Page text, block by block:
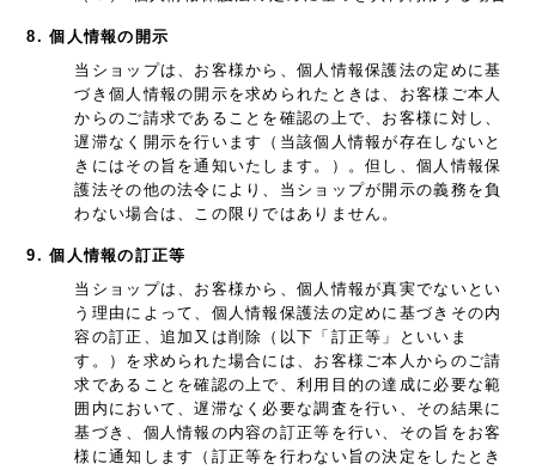
8. 個人情報の開示
当ショップは、お客様から、個人情報保護法の定めに基
づき個人情報の開示を求められたときは、お客様ご本人
からのご請求であることを確認の上で、お客様に対し、
遅滞なく開示を行います（当該個人情報が存在しないと
きにはその旨を通知いたします。）。但し、個人情報保
護法その他の法令により、当ショップが開示の義務を負
わない場合は、この限りではありません。
9. 個人情報の訂正等
当ショップは、お客様から、個人情報が真実でないとい
う理由によって、個人情報保護法の定めに基づきその内
容の訂正、追加又は削除（以下「訂正等」といいま
す。）を求められた場合には、お客様ご本人からのご請
求であることを確認の上で、利用目的の達成に必要な範
囲内において、遅滞なく必要な調査を行い、その結果に
基づき、個人情報の内容の訂正等を行い、その旨をお客
様に通知します（訂正等を行わない旨の決定をしたとき